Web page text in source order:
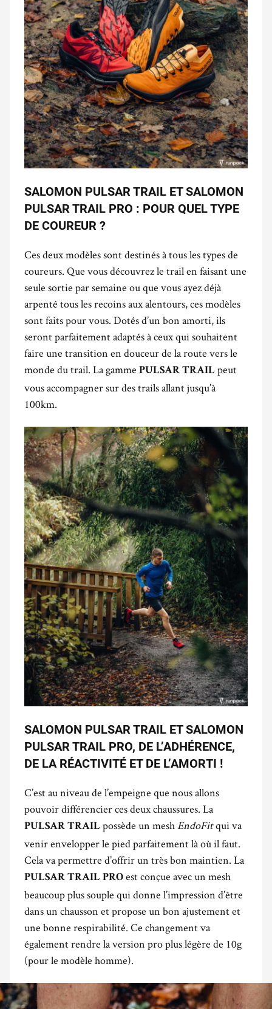
SALOMON PULSAR TRAIL ET SALOMON
PULSAR TRAIL PRO : POUR QUEL TYPE
DE COUREUR ?
Ces deux modèles sont destinés à tous les types de
coureurs. Que vous découvrez le trail en faisant une
seule sortie par semaine ou que vous ayez déjà
arpenté tous les recoins aux alentours, ces modèles
sont faits pour vous. Dotés d’un bon amorti, ils
seront parfaitement adaptés à ceux qui souhaitent
faire une transition en douceur de la route vers le
monde du trail. La gamme PULSAR TRAIL peut
vous accompagner sur des trails allant jusqu’à
100km.
SALOMON PULSAR TRAIL ET SALOMON
PULSAR TRAIL PRO, DE L’ADHÉRENCE,
DE LA RÉACTIVITÉ ET DE L’AMORTI !
C’est au niveau de l’empeigne que nous allons
pouvoir différencier ces deux chaussures. La
PULSAR TRAIL possède un meshEndoFitqui va
venir envelopper le pied parfaitement là où il faut.
Cela va permettre d’offrir un très bon maintien. La
PULSAR TRAIL PRO est conçue avec un mesh
beaucoup plus souple qui donne l’impression d’être
dans un chausson et propose un bon ajustement et
une bonne respirabilité. Ce changement va
également rendre la version pro plus légère de 10g
(pour le modèle homme).